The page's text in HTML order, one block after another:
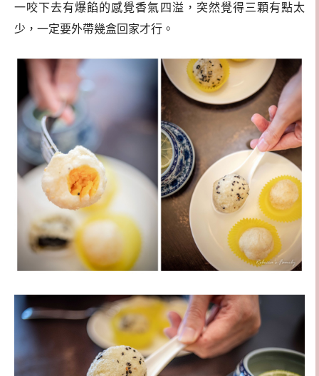
一咬下去有爆餡的感覺香氣四溢，突然覺得三顆有點太
少，一定要外帶幾盒回家才行。